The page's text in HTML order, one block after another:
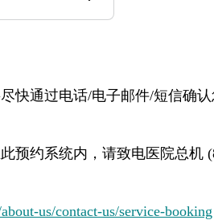
快通过电话/电子邮件/短信确
预约系统内，请致电医院总机
us/contact-us/service-booking